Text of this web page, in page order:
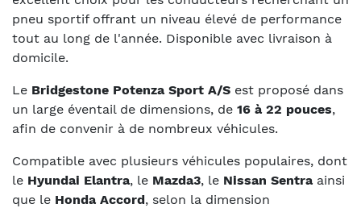
pneu sportif offrant un niveau élevé de performance
tout au long de l'année. Disponible avec livraison à
domicile.
Le Bridgestone Potenza Sport A/S est proposé dans
un large éventail de dimensions, de 16 à 22 pouces,
afin de convenir à de nombreux véhicules.
Compatible avec plusieurs véhicules populaires, dont
le Hyundai Elantra, le Mazda3, le Nissan Sentraainsi
que le Honda Accord, selon la dimension